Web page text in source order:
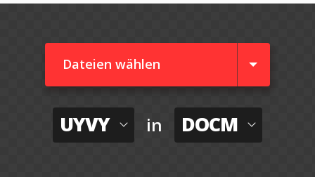
Dateien wählen
UYVY in DOCM